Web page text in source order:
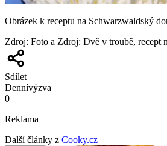
Obrázek k receptu na Schwarzwaldský
Zdroj: Foto a Zdroj: Dvě v troubě, recept
Sdílet
Dennívýzva
0
Reklama
Další články z Cooky.cz